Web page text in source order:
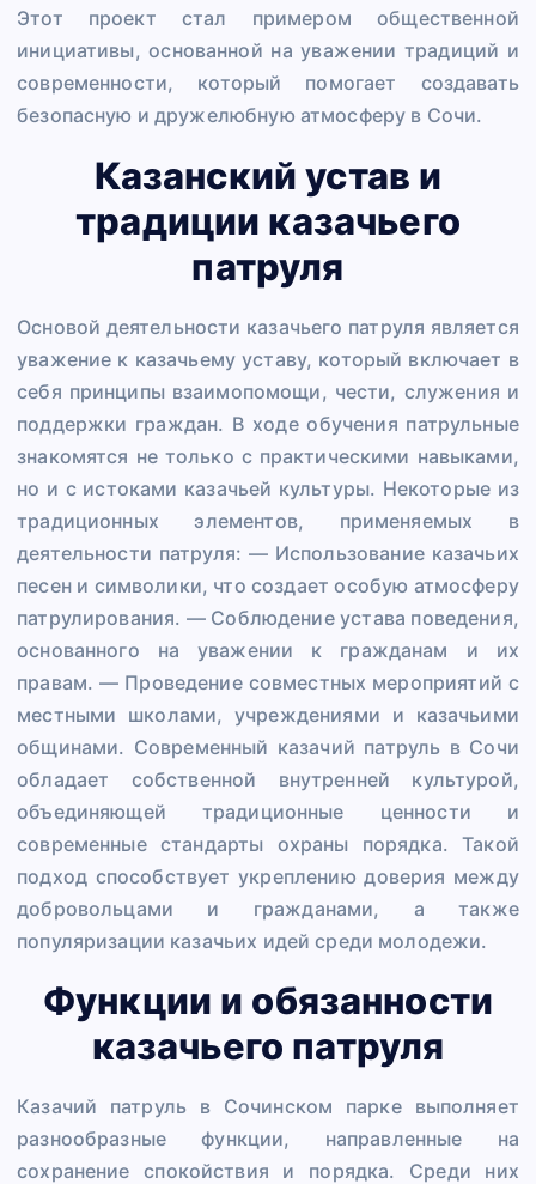
Этот проект стал примером общественной
инициативы, основанной на уважении традиций и
современности, который помогает создавать
безопасную и дружелюбную атмосферу в Сочи.
Казанский устав и
традиции казачьего
патруля
Основой деятельности казачьего патруля является
уважение к казачьему уставу, который включает в
себя принципы взаимопомощи, чести, служения и
поддержки граждан. В ходе обучения патрульные
знакомятся не только с практическими навыками,
но и с истоками казачьей культуры. Некоторые из
традиционных элементов, применяемых в
деятельности патруля: — Использование казачьих
песен и символики, что создает особую атмосферу
патрулирования. — Соблюдение устава поведения,
основанного на уважении к гражданам и их
правам. — Проведение совместных мероприятий с
местными школами, учреждениями и казачьими
общинами. Современный казачий патруль в Сочи
обладает собственной внутренней культурой,
объединяющей традиционные ценности и
современные стандарты охраны порядка. Такой
подход способствует укреплению доверия между
добровольцами и гражданами, а также
популяризации казачьих идей среди молодежи.
Функции и обязанности
казачьего патруля
Казачий патруль в Сочинском парке выполняет
разнообразные функции, направленные на
сохранение спокойствия и порядка. Среди них